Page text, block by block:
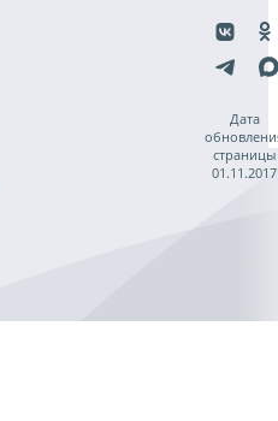
Дата
страницы
01.11.2017